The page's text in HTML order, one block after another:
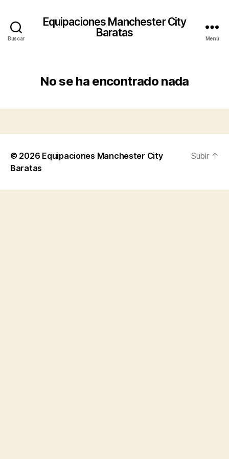
Buscar
Equipaciones Manchester City
Baratas
Menú
No se ha encontrado nada
© 2026 Equipaciones Manchester City
Baratas
Subir ↑